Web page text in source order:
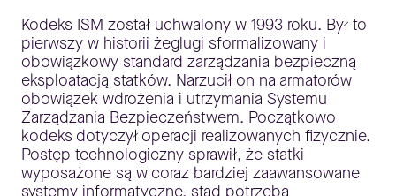
Kodeks ISM został uchwalony w 1993 roku. Był to
pierwszy w historii żeglugi sformalizowany i
obowiązkowy standard zarządzania bezpieczną
eksploatacją statków. Narzucił on na armatorów
obowiązek wdrożenia i utrzymania Systemu
Zarządzania Bezpieczeństwem. Początkowo
kodeks dotyczył operacji realizowanych fizycznie.
Postęp technologiczny sprawił, że statki
wyposażone są w coraz bardziej zaawansowane
systemy informatyczne, stąd potrzeba